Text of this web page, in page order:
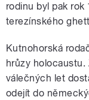
pause
rodinu byl pak rok
terezínského
Kutnohorská
hrůzy
válečných let
odejít do